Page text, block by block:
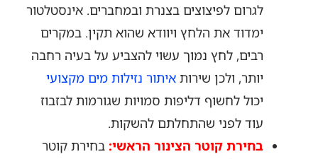
לגרום לפיצוצים בצנרת ובמחברים. אינסטלטור
ימדוד את הלחץ ויוודא שהוא תקין. במקרים
רבים, לחץ נמוך עשוי להצביע על בעיה רחבה
יותר, ולכן שירות איתור נזילות מים מקצועי
יכול לחשוף דליפות סמויות שגורמות לבזבוז
עוד לפני שהתחלתם להשקות.
בחירת קוטר הצינור הראשי: בחירת קוטר